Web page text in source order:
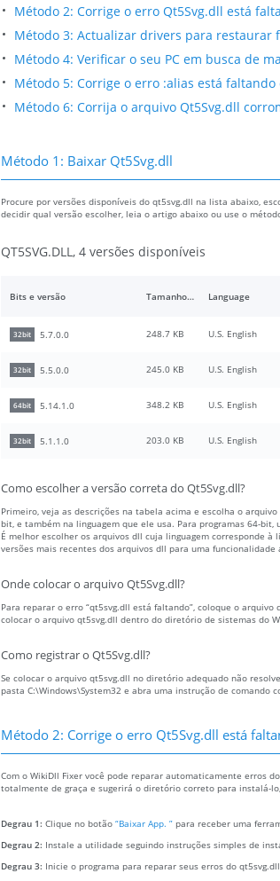
Método 2: Corrige o erro Qt5Svg.dll está
Método 3: Actualizar drivers para restaurar
Método 4: Verificar o seu PC em busca de
Método 5: Corrige o erro :alias está faltando
Método 6: Corrija o arquivo Qt5Svg.dll
Método 1: Baixar Qt5Svg.dll
Procure por versões disponíveis do qt5svg.dll na lista abaixo,
decidir qual versão escolher, leia o artigo abaixo ou use o
QT5SVG.DLL, 4 versões disponíveis
Bits e versão Tamanho do arquivo Language
32bit 5.7.0.0 248.7 KB U.S. English
32bit 5.5.0.0 245.0 KB U.S. English
64bit 5.14.1.0 348.2 KB U.S. English
32bit 5.1.1.0 203.0 KB U.S. English
Como escolher a versão correta do Qt5Svg.dll?
Primeiro, veja as descrições na tabela acima e escolha o
bit, e também na linguagem que ele usa. Para programas 64-
É melhor escolher os arquivos dll cuja linguagem corresponde
versões mais recentes dos arquivos dll para uma funcionalidade
Onde colocar o arquivo Qt5Svg.dll?
Para reparar o erro “qt5svg.dll está faltando”, coloque o
colocar o arquivo qt5svg.dll dentro do diretório de sistemas do
Como registrar o Qt5Svg.dll?
Se colocar o arquivo qt5svg.dll no diretório adequado não
pasta C:\Windows\System32 e abra uma instrução de comando
Método 2: Corrige o erro Qt5Svg.dll está
Com o WikiDll Fixer você pode reparar automaticamente erros
totalmente de graça e sugerirá o diretório correto para instalá-
Degrau 1: Clique no botão “Baixar App. ” para receber uma
Degrau 2: Instale a utilidade seguindo instruções simples de
Degrau 3: Inicie o programa para reparar seus erros do